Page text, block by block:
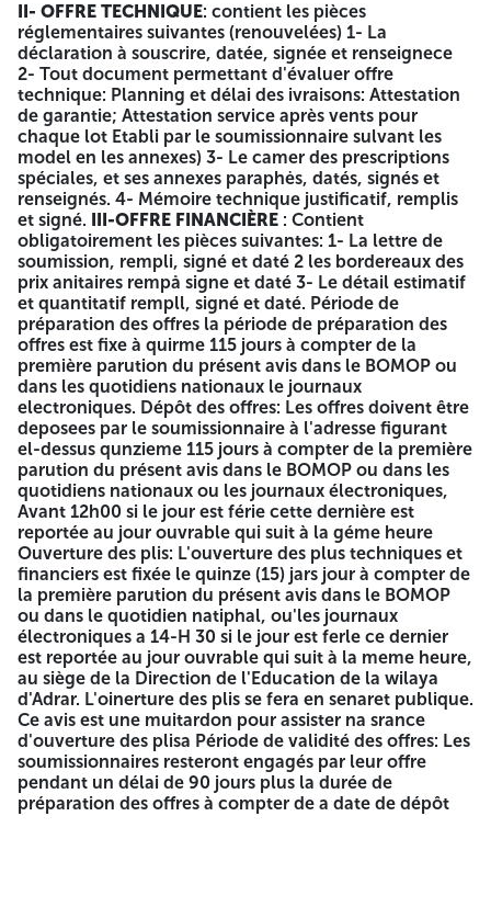
Monsieur le directeur d'Education de wilaya d'Adrar lance
un avis d'appel d'offre national Ouvert Acquisition Et
installation Des Climatiseurs Au Profit Du Cycle Primair De
La Wilaya D'adrar en Un 101, lot Unique comme suit: Lot
N°06: Acquisition Et Installation De La Climatisation Pour
Les Cycle Primaire A Travers La Wilaya d'Adrar.
CONDITION D'ELIGIBILITELes institutions interessées par
cette annonce, qui est: Entreprises qualification deux (II)
ou plus de domaine bâtiment comme activité principale
justifié par les codes portent sur les activités (335-3540,
341-3540 ou 351- 3540) et l'articles du registre de
commerce électronique 109-207. Attestation de bonne
exécution un projet similaires de montant le finance sont
supérieur ou égales à 6 000 000.00 DA durant les dix (10)
dernières années délivrées par les maitres d'ouvrages
publics, simulaires à la nature du projet. --01 Technicien
Supérieur ou plus (electricité. électrotechnique,
refradissement ou climatisation) éxpérience égale ou
supérieure à un 1011 ans Les soumissionnaires peuvent
présenter des ofhus pour un ou plusieurs lots. Les offres
drivent parvenir sous enveloppe cachetée et anonyme, et
seront remis par porteur directement à l'adresse suivante
Direction de l'éducation de la Wilaya d'Adrar L'enveloppe
extérieure doit porter la mention suivanteAVIS APPEL
D'OFFRES OUVERT AVEC EXIGENCE DE CAPACITES
MINIMALES N'04/2026 Projet: Acquisition Et Installation
Des Clicladseurs Au Profil Du Cycle, Primaire De La Wilaya
D'AdrarA ne pas ouvrir que par la commissiond'ouverture
des plis et d'évaluation des offres Cette enveloppe abritera
le dossier de candidature. l'offre technique et l'offre
financiere chacune dans une enveloppe distincte fermée
et cachetée indiquant la référence et l'objet de l appel
d'offres ainsi que la mention Dossier de candidature Offre
technique ou Offre financière, selon le cas.I- DOSSIER DE
CANDIDATURE1- La déclaration de candidature datée,
signée ct renseignée. 2- La declaration de probité. datée,
signée et renseignée 3- Le statut icas de société
II- OFFRE TECHNIQUE: contient les pièces
réglementaires suivantes (renouvelées) 1- La
déclaration à souscrire, datée, signée et renseignece
2- Tout document permettant d'évaluer offre
technique: Planning et délai des ivraisons: Attestation
de garantie; Attestation service après vents pour
chaque lot Etabli par le soumissionnaire sulvant les
model en les annexes) 3- Le camer des prescriptions
spéciales, et ses annexes paraphės, datés, signés et
renseignés. 4- Mémoire technique justificatif, remplis
et signé. III-OFFRE FINANCIÈRE : Contient
obligatoirement les pièces suivantes: 1- La lettre de
soumission, rempli, signé et daté 2 les bordereaux des
prix anitaires rempå signe et daté 3- Le détail estimatif
et quantitatif rempll, signé et daté. Période de
préparation des offres la période de préparation des
offres est fixe à quirme 115 jours à compter de la
première parution du présent avis dans le BOMOP ou
dans les quotidiens nationaux le journaux
electroniques. Dépôt des offres: Les offres doivent être
deposees par le soumissionnaire à l'adresse figurant
el-dessus qunzieme 115 jours à compter de la première
parution du présent avis dans le BOMOP ou dans les
quotidiens nationaux ou les journaux électroniques,
Avant 12h00 si le jour est férie cette dernière est
reportée au jour ouvrable qui suit à la géme heure
Ouverture des plis: L'ouverture des plus techniques et
financiers est fixée le quinze (15) jars jour à compter de
la première parution du présent avis dans le BOMOP
ou dans le quotidien natiphal, ou'les journaux
électroniques a 14-H 30 si le jour est ferle ce dernier
est reportée au jour ouvrable qui suit à la meme heure,
au siège de la Direction de l'Education de la wilaya
d'Adrar. L'oinerture des plis se fera en senaret publique.
Ce avis est une muitardon pour assister na srance
d'ouverture des plisa Période de validité des offres: Les
soumissionnaires resteront engagés par leur offre
pendant un délai de 90 jours plus la durée de
préparation des offres à compter de a date de dépôt